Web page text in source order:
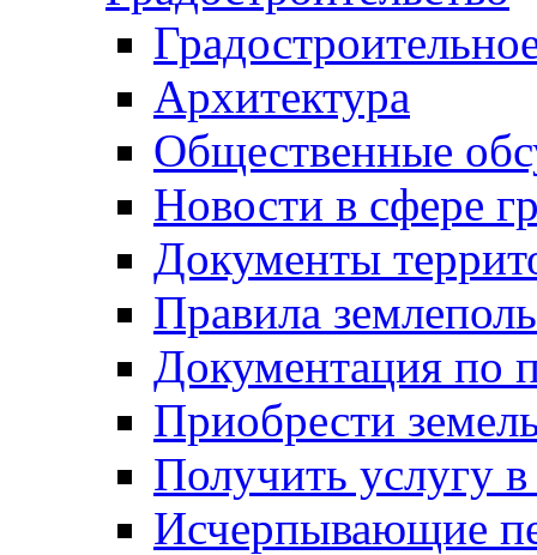
Архитектура
Общественные
Новости в сфере
Документы
Правила
Документация по
Приобрести
Получить услугу в
Исчерпывающие